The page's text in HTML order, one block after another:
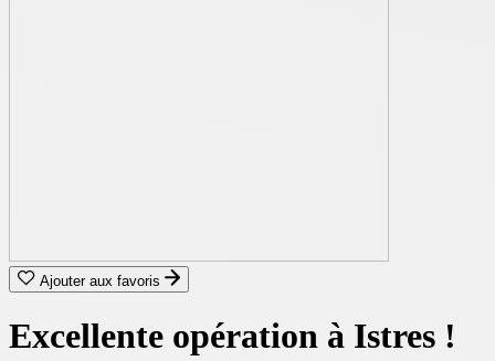
Ajouter aux favoris
Excellente opération à Istres !